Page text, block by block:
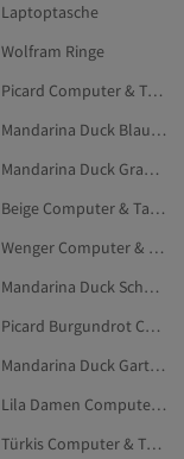
Laptoptasche
Wolfram Ringe
Picard Computer & Tablets
Mandarina Duck Blau Elektronik
Mandarina Duck Grau Elektronik
Beige Computer & Tablets
Wenger Computer & Tablets
Mandarina Duck Schwarz Elektronik
Picard Burgundrot Computer & Tablets
Mandarina Duck Garten & Baumarkt
Lila Damen Computer & Tablets
Türkis Computer & Tablets